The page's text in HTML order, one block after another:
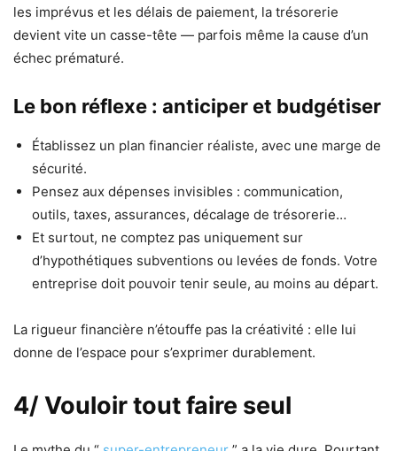
les imprévus et les délais de paiement, la trésorerie
devient vite un casse-tête — parfois même la cause d’un
échec prématuré.
Le bon réflexe : anticiper et budgétiser
Établissez un plan financier réaliste, avec une marge de
sécurité.
Pensez aux dépenses invisibles : communication,
outils, taxes, assurances, décalage de trésorerie…
Et surtout, ne comptez pas uniquement sur
d’hypothétiques subventions ou levées de fonds. Votre
entreprise doit pouvoir tenir seule, au moins au départ.
La rigueur financière n’étouffe pas la créativité : elle lui
donne de l’espace pour s’exprimer durablement.
4/ Vouloir tout faire seul